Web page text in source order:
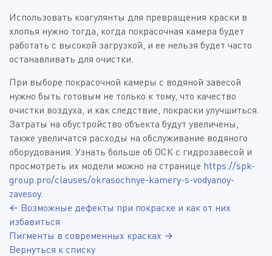
Использовать коагулянты для превращения краски в
хлопья нужно тогда, когда покрасочная камера будет
работать с высокой загрузкой, и ее нельзя будет часто
останавливать для очистки.
При выборе покрасочной камеры с водяной завесой
нужно быть готовым не только к тому, что качество
очистки воздуха, и как следствие, покраски улучшиться.
Затраты на обустройство объекта будут увеличены,
также увеличатся расходы на обслуживание водяного
оборудования. Узнать больше об ОСК с гидрозавесой и
просмотреть их модели можно на странице https://spk-
group.pro/clauses/okrasochnye-kamery-s-vodyanoy-
zavesoy.
← Возможные дефекты при покраске и как от них
избавиться
Пигменты в современных красках →
Вернуться к списку